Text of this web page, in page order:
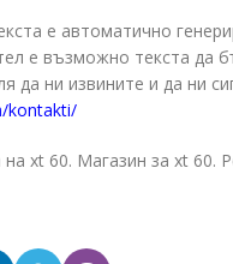
е автоматично
е възможно текста да
да ни извините и да ни
kontakti/
xt 60. Магазин за xt 60.